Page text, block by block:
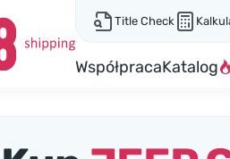
Title Check
WspółpracaKatalog